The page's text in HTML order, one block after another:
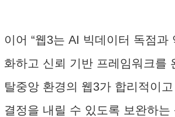
이어 “웹3는 AI 빅데이터 독점과
화하고 신뢰 기반 프레임워크를
탈중앙 환경의 웹3가 합리적이
결정을 내릴 수 있도록 보완하는